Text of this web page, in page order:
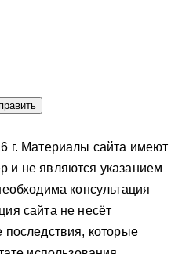
г. Материалы сайта имеют
и не являются указанием
консультация
сайта не несёт
последствия, которые